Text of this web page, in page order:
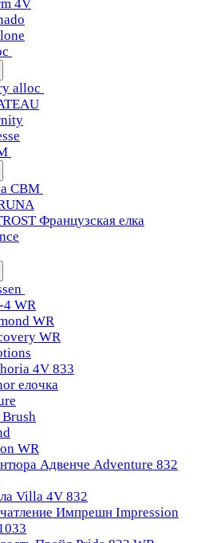
4V
alloc
CBM
Французская елка
4 WR
WR
WR
4V 833
елочка
Brush
WR
Адвенче Adventure 832
Villa 4V 832
Импрешн Impression